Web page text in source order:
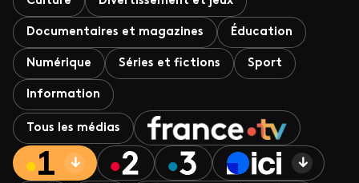
Documentaires et magazines Éducation
Numérique Séries et fictions Sport
Information
Tous les médias